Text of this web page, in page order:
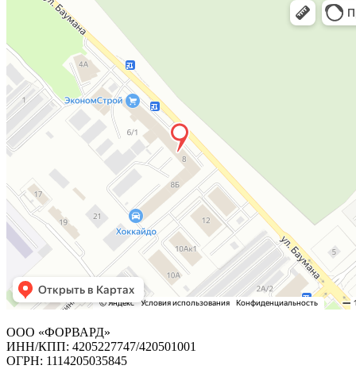
ООО «ФОРВАРД»
ИНН/КПП: 4205227747/420501001
ОГРН: 1114205035845